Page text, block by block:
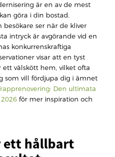
är en av de mest
göra i din bostad.
ser när de kliver
intryck är avgörande vid en
konkurrenskraftiga
visar att en tyst
välskött hem, vilket ofta
som vill fördjupa dig i ämnet
Den ultimata
för mer inspiration och
ett hållbart